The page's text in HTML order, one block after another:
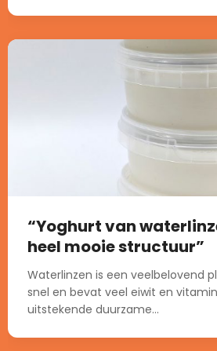
“Yoghurt van
heel mooie structuur”
Waterlinzen is een veelbelovend
snel en bevat veel eiwit en
uitstekende duurzame...